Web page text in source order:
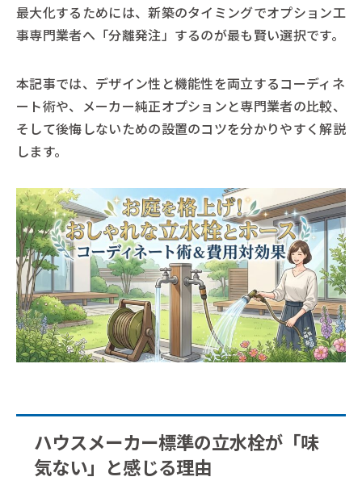
最大化するためには、新築のタイミングでオプション工
事専門業者へ「分離発注」するのが最も賢い選択です。
本記事では、デザイン性と機能性を両立するコーディネ
ート術や、メーカー純正オプションと専門業者の比較、
そして後悔しないための設置のコツを分かりやすく解説
します。
ハウスメーカー標準の立水栓が「味
気ない」と感じる理由